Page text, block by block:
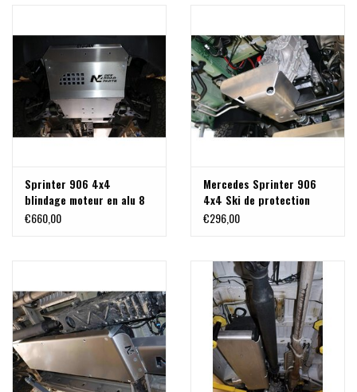
Sprinter 906 4x4
blindage moteur en alu 8
mm
€660,00
Mercedes Sprinter 906
4x4 Ski de protection
Boite de transfert alu
€296,00